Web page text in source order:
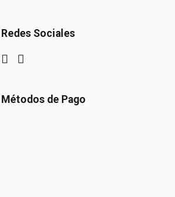
Redes Sociales
Métodos de Pago